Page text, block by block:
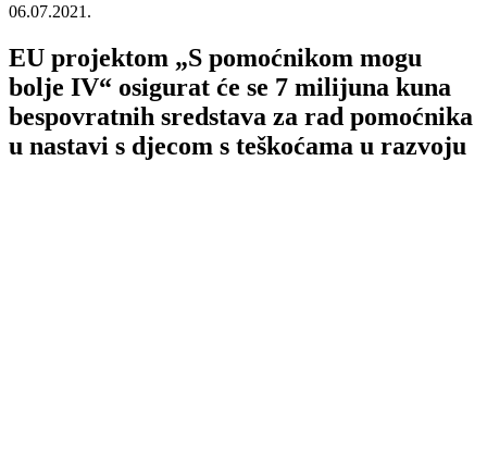
06.07.2021.
EU projektom „S pomoćnikom mogu
bolje IV“ osigurat će se 7 milijuna kuna
bespovratnih sredstava za rad pomoćnika
u nastavi s djecom s teškoćama u razvoju